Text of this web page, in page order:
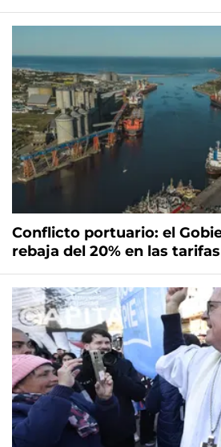
Conflicto portuario: el
rebaja del 20% en las